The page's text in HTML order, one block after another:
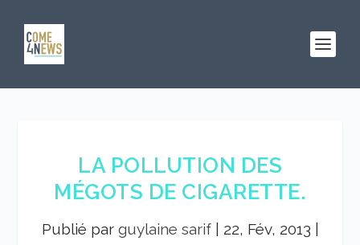
LA POLLUTION DES
MÉGOTS DE CIGARETTE.
Publié par guylaine sarif| 22, Fév, 2013